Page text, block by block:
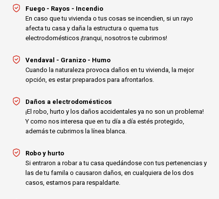
Fuego - Rayos - Incendio
En caso que tu vivienda o tus cosas se incendien, si un rayo
afecta tu casa y daña la estructura o quema tus
electrodomésticos ¡tranqui, nosotros te cubrimos!
Vendaval - Granizo - Humo
Cuando la naturaleza provoca daños en tu vivienda, la mejor
opción, es estar preparados para afrontarlos.
Daños a electrodomésticos
¡El robo, hurto y los daños accidentales ya no son un problema!
Y como nos interesa que en tu día a día estés protegido,
además te cubrimos la línea blanca.
Robo y hurto
Si entraron a robar a tu casa quedándose con tus pertenencias y
las de tu famila o causaron daños, en cualquiera de los dos
casos, estamos para respaldarte.